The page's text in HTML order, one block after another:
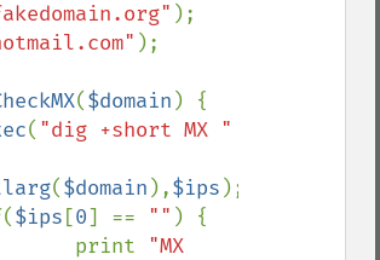
);
($domain ) {
(
($domain ),$ips );
$ips [0] == "" ) {
                print
"MX